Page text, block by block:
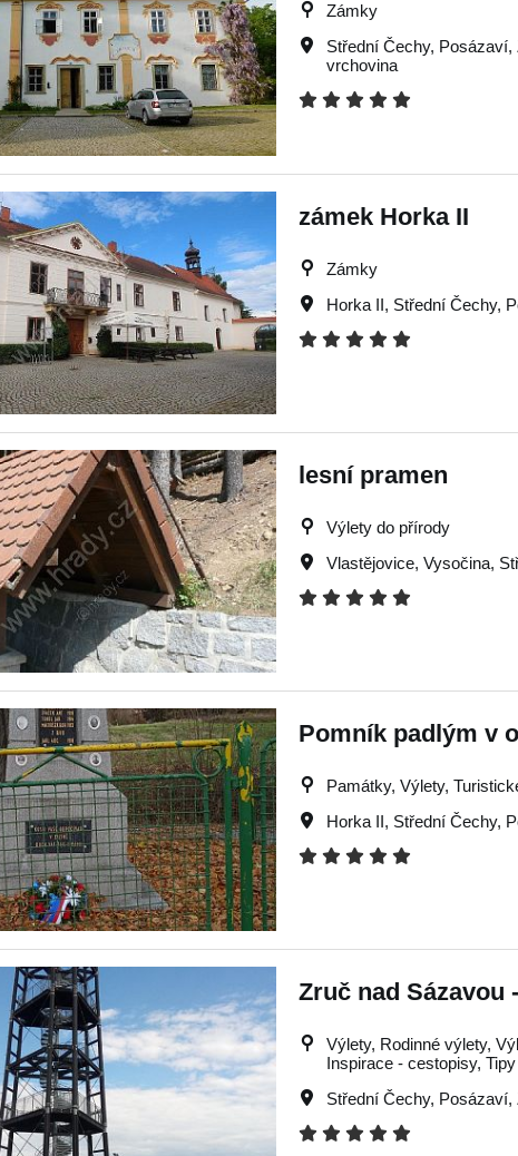
Zámky
Střední Čechy, Posázaví,
vrchovina
zámek Horka II
Zámky
Horka II, Střední Čechy,
lesní pramen
Výlety do přírody
Vlastějovice,Vysočina,
Pomník padlým v
Památky, Výlety,
Horka II, Střední Čechy,
Zruč nad Sázavou
Výlety, Rodinné výlety,
Inspirace - cestopisy,
Střední Čechy, Posázaví,